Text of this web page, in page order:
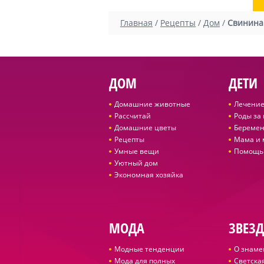
Главная / Рецепты / Дом / Свинина
ДОМ
Домашние животные
Рассчитай
Домашние цветы
Рецепты
Умные вещи
Уютный дом
Экономная хозяйка
ДЕТИ
Роды за
Мама и
Помощь
МОДА
Модные тенденции
Мода для полных
О